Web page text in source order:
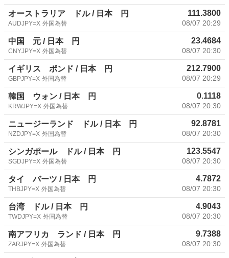
オーストラリア ドル / 日本 円
AUDJPY=X 外国為替
111.3800
08/07 20:29
中国 元 / 日本 円
CNYJPY=X 外国為替
23.4684
08/07 20:30
イギリス ポンド / 日本 円
GBPJPY=X 外国為替
212.7900
08/07 20:29
韓国 ウォン / 日本 円
KRWJPY=X 外国為替
0.1118
08/07 20:30
ニュージーランド ドル / 日本 円
NZDJPY=X 外国為替
92.8781
08/07 20:30
シンガポール ドル / 日本 円
SGDJPY=X 外国為替
123.5547
08/07 20:30
タイ バーツ / 日本 円
THBJPY=X 外国為替
4.7872
08/07 20:30
台湾 ドル / 日本 円
TWDJPY=X 外国為替
4.9043
08/07 20:30
南アフリカ ランド / 日本 円
ZARJPY=X 外国為替
9.7388
08/07 20:30